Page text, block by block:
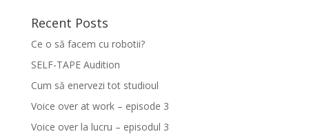
Recent Posts
Ce o să facem cu robotii?
SELF-TAPE Audition
Cum să enervezi tot studioul
Voice over at work – episode 3
Voice over la lucru – episodul 3